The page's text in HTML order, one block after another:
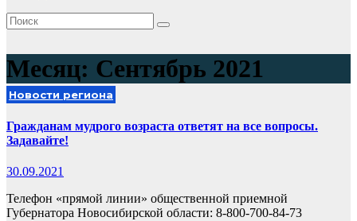
Месяц: Сентябрь 2021
Новости региона
Гражданам мудрого возраста ответят на все вопросы.
Задавайте!
30.09.2021
Телефон «прямой линии» общественной приемной
Губернатора Новосибирской области: 8-800-700-84-73